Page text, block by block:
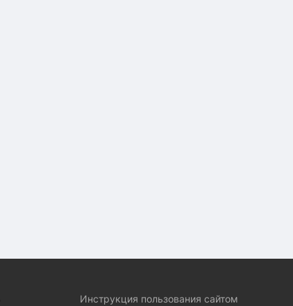
Инструкция пользования сайтом